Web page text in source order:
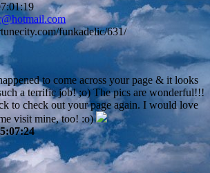
funkadelic/631/
to come across your page & it looks
a terrific job! ;o) The pics are wonderful!!!
to check out your page again. I would love
visit mine, too! :o)